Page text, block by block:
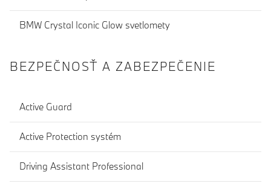
BMW Crystal Iconic Glow svetlomety
BEZPEČNOSŤ A ZABEZPEČENIE
Active Guard
Active Protection systém
Driving Assistant Professional